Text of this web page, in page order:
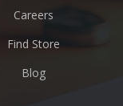
Careers
Find Store
Blog